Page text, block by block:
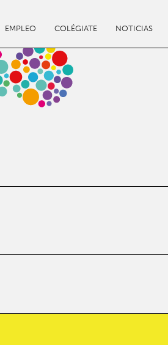
EMPLEO COLÉGIATE NOTICIAS